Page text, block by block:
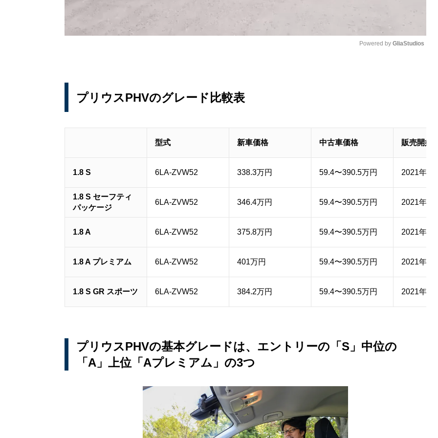
Powered by GliaStudios
プリウスPHVのグレード比較表
型式 新車価格 中古車価格 販売開始
1.8 S 6LA-ZVW52 338.3万円 59.4〜390.5万円 2021年6月
1.8 S セーフティ
パッケージ
6LA-ZVW52 346.4万円 59.4〜390.5万円 2021年6月
1.8 A 6LA-ZVW52 375.8万円 59.4〜390.5万円 2021年6月
1.8 A プレミアム 6LA-ZVW52 401万円 59.4〜390.5万円 2021年6月
1.8 S GR スポーツ 6LA-ZVW52 384.2万円 59.4〜390.5万円 2021年6月
プリウスPHVの基本グレードは、エントリーの「S」中位の
「A」上位「Aプレミアム」の3つ